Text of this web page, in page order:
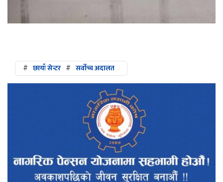
# छायाँ सेन्टर # सर्वोच्च अदालत